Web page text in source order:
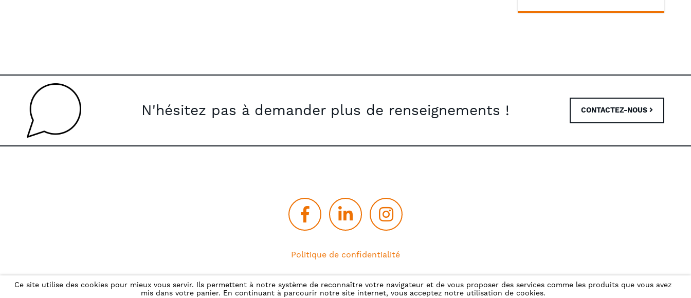
Ce site utilise des cookies pour mieux vous servir. Ils permettent à notre système de reconnaître votre navigateur et de vous proposer des services comme les produits que vous avez
mis dans votre panier. En continuant à parcourir notre site internet, vous acceptez notre utilisation de cookies.
N'hésitez pas à demander plus de renseignements ! CONTACTEZ-NOUS
Politique de confidentialité